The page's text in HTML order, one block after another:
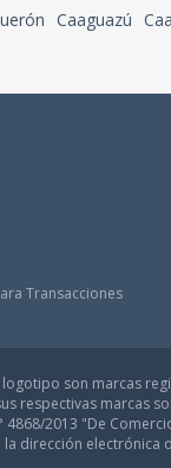
Caaguazú
Transacciones
logotipo son marcas
respectivas marcas
4868/2013 "De
dirección electrónica